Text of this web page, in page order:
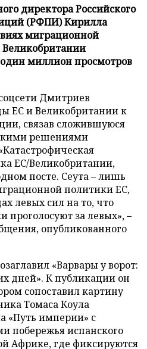
директора Российского
(РФПИ) Кирилла
миграционной
миллион просмотров
Дмитриев
ЕС и Великобритании к
связав сложившуюся
решениями
ЕС/Великобритании,
посте. Сеута – лишь
политики ЕС,
левых сил на то, что
за левых», –
опубликованного
«Варвары у ворот:
дней». К публикации он
сопоставил картину
Томаса Коула
«Путь империи» с
побережья испанского
Африке, где фиксируются